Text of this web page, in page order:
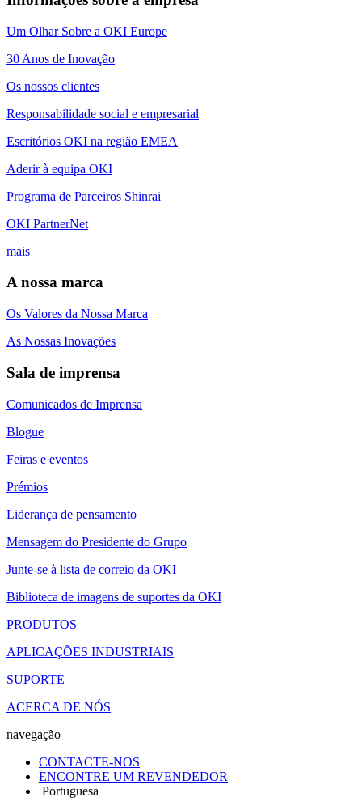
Um Olhar Sobre a OKI Europe
30 Anos de Inovação
Os nossos clientes
Responsabilidade social e empresarial
Escritórios OKI na região EMEA
Aderir à equipa OKI
Programa de Parceiros Shinrai
OKI PartnerNet
mais
A nossa marca
Os Valores da Nossa Marca
As Nossas Inovações
Sala de imprensa
Comunicados de Imprensa
Blogue
Feiras e eventos
Prémios
Liderança de pensamento
Mensagem do Presidente do Grupo
Junte-se à lista de correio da OKI
Biblioteca de imagens de suportes da OKI
PRODUTOS
APLICAÇÕES INDUSTRIAIS
SUPORTE
ACERCA DE NÓS
navegação
CONTACTE-NOS
ENCONTRE UM REVENDEDOR
Portuguesa